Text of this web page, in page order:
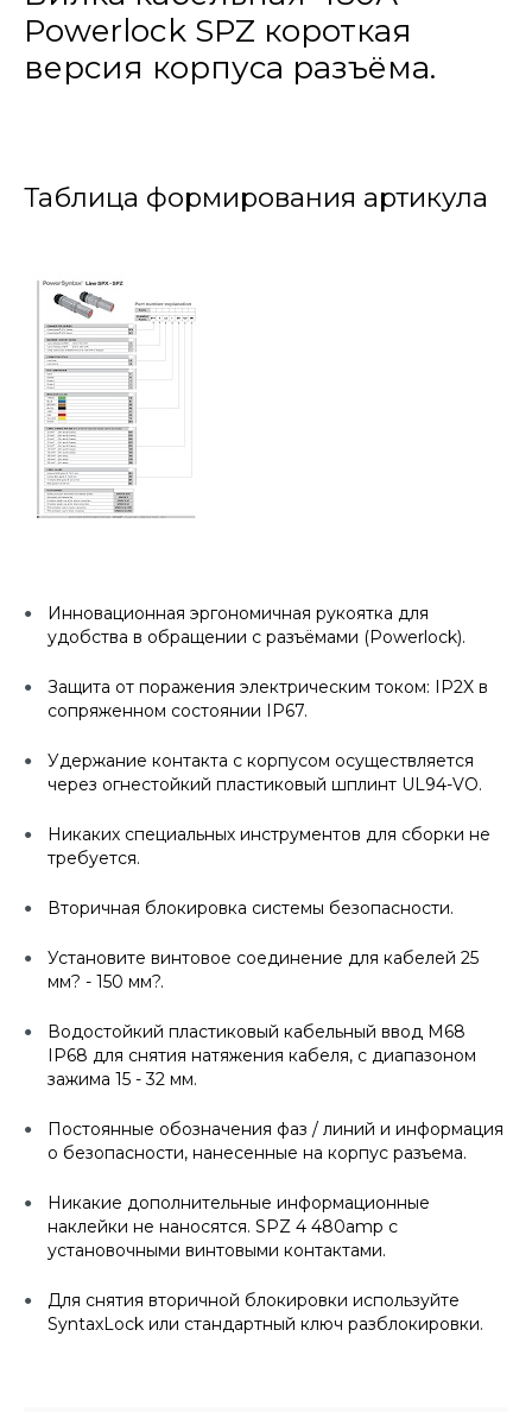
Powerlock SPZ короткая
версия корпуса разъёма.
Таблица формирования артикула
Инновационная эргономичная рукоятка для
удобства в обращении с разъёмами (Powerlock).
Защита от поражения электрическим током: IP2X в
сопряженном состоянии IP67.
Удержание контакта с корпусом осуществляется
через огнестойкий пластиковый шплинт UL94-VO.
Никаких специальных инструментов для сборки не
требуется.
Вторичная блокировка системы безопасности.
Установите винтовое соединение для кабелей 25
мм? - 150 мм?.
Водостойкий пластиковый кабельный ввод M68
IP68 для снятия натяжения кабеля, с диапазоном
зажима 15 - 32 мм.
Постоянные обозначения фаз / линий и информация
о безопасности, нанесенные на корпус разъема.
Никакие дополнительные информационные
наклейки не наносятся. SPZ 4 480amp с
установочными винтовыми контактами.
Для снятия вторичной блокировки используйте
SyntaxLock или стандартный ключ разблокировки.